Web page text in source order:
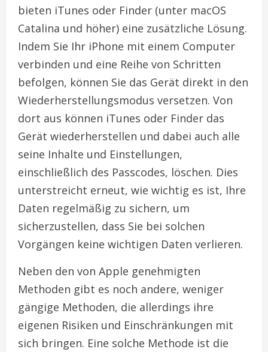
bieten iTunes oder Finder (unter macOS
Catalina und höher) eine zusätzliche Lösung.
Indem Sie Ihr iPhone mit einem Computer
verbinden und eine Reihe von Schritten
befolgen, können Sie das Gerät direkt in den
Wiederherstellungsmodus versetzen. Von
dort aus können iTunes oder Finder das
Gerät wiederherstellen und dabei auch alle
seine Inhalte und Einstellungen,
einschließlich des Passcodes, löschen. Dies
unterstreicht erneut, wie wichtig es ist, Ihre
Daten regelmäßig zu sichern, um
sicherzustellen, dass Sie bei solchen
Vorgängen keine wichtigen Daten verlieren.
Neben den von Apple genehmigten
Methoden gibt es noch andere, weniger
gängige Methoden, die allerdings ihre
eigenen Risiken und Einschränkungen mit
sich bringen. Eine solche Methode ist die